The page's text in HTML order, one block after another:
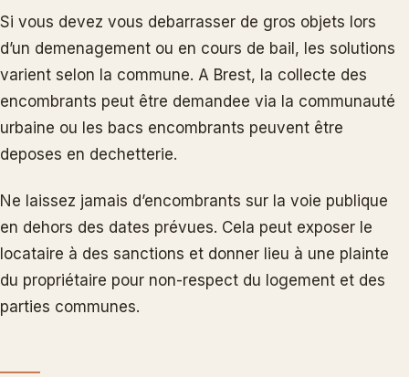
Si vous devez vous debarrasser de gros objets lors
d’un demenagement ou en cours de bail, les solutions
varient selon la commune. A Brest, la collecte des
encombrants peut être demandee via la communauté
urbaine ou les bacs encombrants peuvent être
deposes en dechetterie.
Ne laissez jamais d’encombrants sur la voie publique
en dehors des dates prévues. Cela peut exposer le
locataire à des sanctions et donner lieu à une plainte
du propriétaire pour non-respect du logement et des
parties communes.